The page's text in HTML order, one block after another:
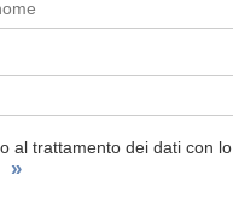
al trattamento dei dati con
»